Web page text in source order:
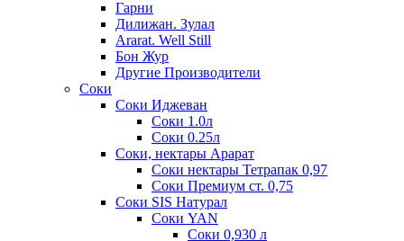
Гарни
Дилижан. Зулал
Ararat. Well Still
Бон Жур
Другие Производители
Соки
Соки Иджеван
Соки 1.0л
Соки 0.25л
Соки, нектары Арарат
Соки нектары Тетрапак 0,97
Соки Премиум ст. 0,75
Соки SIS Натурал
Соки YAN
Соки 0,930 л